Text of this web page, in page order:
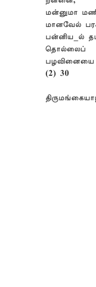
மன்னுமா
மானவேல்
பன்னிய_ல்
தொல்லைப்
பழவினையை
(2) 30